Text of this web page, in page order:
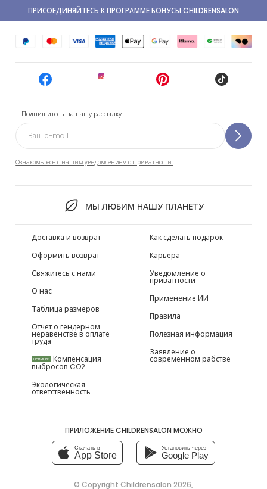
Подпишитесь на нашу рассылку
Ознакомьтесь с нашим уведомлением о приватности.
МЫ ЛЮБИМ НАШУ ПЛАНЕТУ
ПРИСОЕДИНЯЙТЕСЬ К ПРОГРАММЕ БОНУСЫ CHILDRENSALON
Доставка и возврат
Оформить возврат
Свяжитесь с нами
О нас
Таблица размеров
Отчет о гендерном
неравенстве в оплате
труда
НОВИНКИ Компенсация
выбросов CO2
Экологическая
ответственность
Как сделать подарок
Карьера
Уведомление о
приватности
Применение ИИ
Правила
Полезная информация
Заявление о
современном рабстве
ПРИЛОЖЕНИЕ CHILDRENSALON МОЖНО
Скачать в
App Store
Установить через
Google Play
© Copyright Childrensalon 2026,